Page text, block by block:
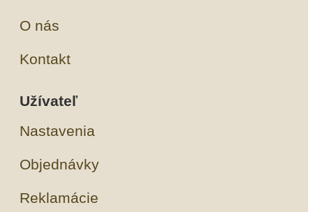
O nás
Kontakt
Užívateľ
Nastavenia
Objednávky
Reklamácie